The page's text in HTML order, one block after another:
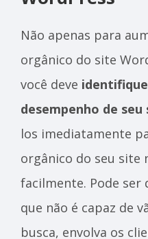
Não apenas para
orgânico do site
você deve
desempenho de seu
los imediatamente
orgânico do seu site
facilmente. Pode
que não é capaz de
busca, envolva os